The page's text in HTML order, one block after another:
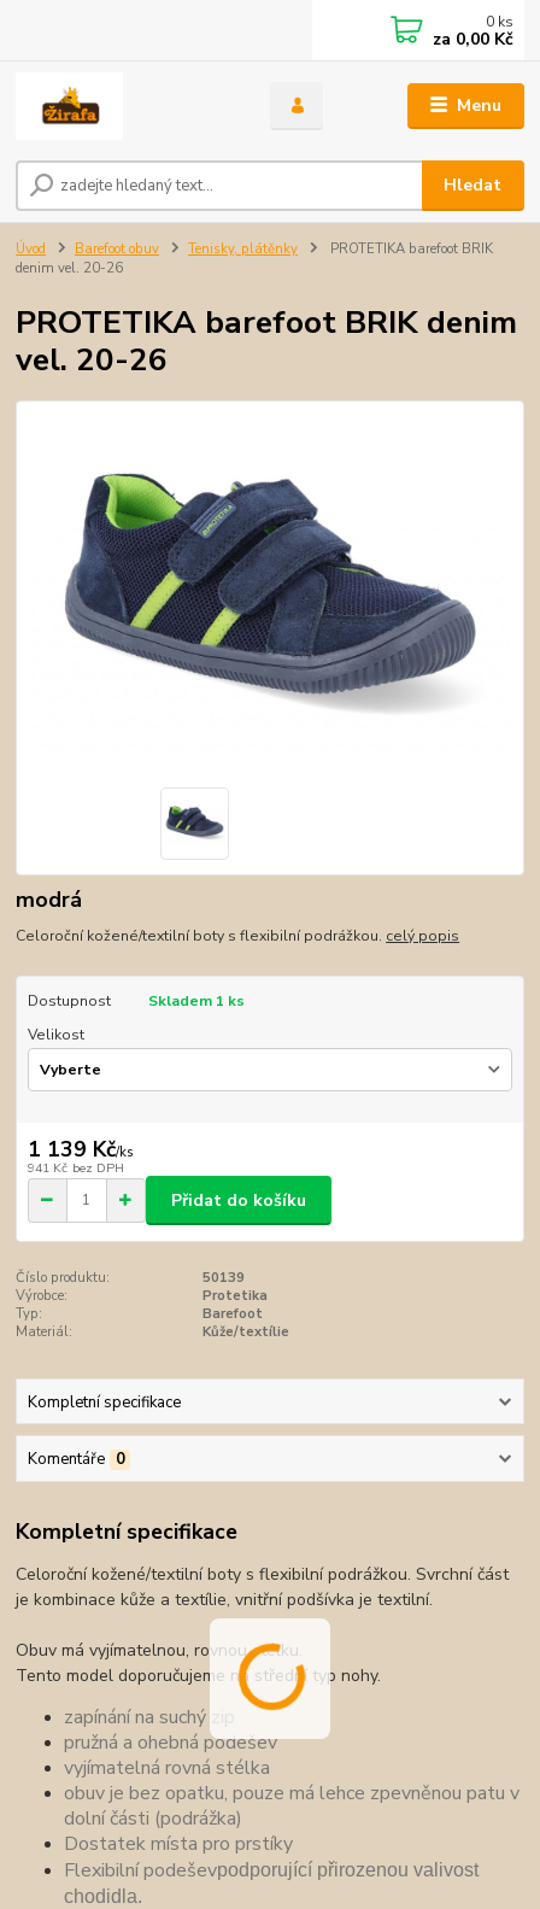
Menu
Hledat
0 ks
za 0,00 Kč
Úvod Barefoot obuv Tenisky, plátěnky
PROTETIKA barefoot BRIK
denim vel. 20-26
PROTETIKA barefoot BRIK denim
vel. 20-26
modrá
Celoroční kožené/textilní boty s flexibilní podrážkou. celý popis
Dostupnost
Skladem 1 ks
Velikost
1 139 Kč/ks
941 Kč bez DPH
Přidat do košíku
Číslo produktu:
50139
Výrobce:
Protetika
Typ:
Barefoot
Materiál:
Kůže/textílie
Kompletní specifikace
Komentáře 0
Kompletní specifikace
Celoroční kožené/textilní boty s flexibilní podrážkou. Svrchní část
je kombinace kůže a textílie, vnitřní podšívka je textilní.
Obuv má vyjímatelnou, rovnou stélku.
Tento model doporučujeme na střední typ nohy.
zapínání na suchý zip
pružná a ohebná podešev
vyjímatelná rovná stélka
obuv je bez opatku, pouze má lehce zpevněnou patu v
dolní části (podrážka)
Dostatek místa pro prstíky
Flexibilní podeševpodporující přirozenou valivost
chodidla.